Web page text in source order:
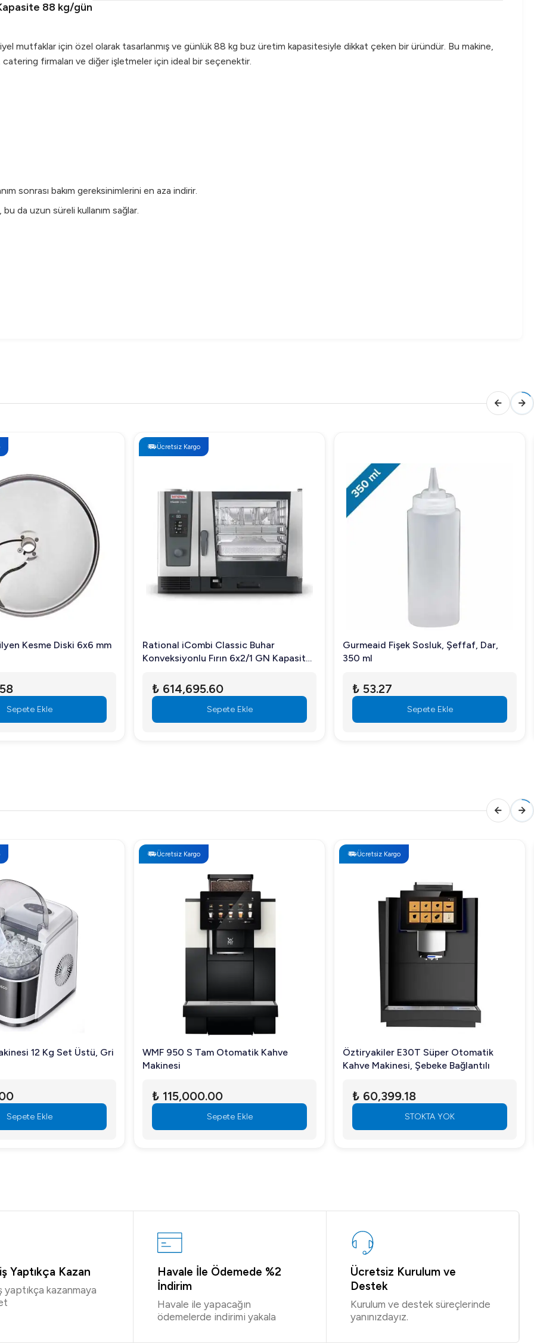
88 kg/gün
mutfaklar için özel olarak tasarlanmış ve günlük 88 kg buz üretim kapasitesiyle dikkat çeken bir üründür. Bu makine,
firmaları ve diğer işletmeler için ideal bir seçenektir.
sonrası bakım gereksinimlerini en aza indirir.
da uzun süreli kullanım sağlar.
ve kaliteli üretim özellikleriyle dikkat çeker. Detaylı teklif almak ve fiyat bilgisine ulaşmak için sitemizden
bir tercihtir. Yüksek kapasitesi ile büyük ölçekli buz gereksinimlerini karşılamakla birlikte, enerji verimliliği sayesinde
yatırımınızın karşılığını fazlasıyla almanızı sağlar. Ayrıca, hızlı buz üretimi kapasitesi, yoğun iş günlerinde bile
Kesme Diski 6x6 mm
Sepete Ekle
Ücretsiz Kargo
Rational iCombi Classic Buhar
Konveksiyonlu Fırın 6x2/1 GN Kapasiteli
₺ 614,695.60
Sepete Ekle
Gurmeaid Fişek Sosluk, Şeffaf, Dar,
350 ml
₺ 53.27
Sepete Ekle
12 Kg Set Üstü, Gri
Sepete Ekle
Ücretsiz Kargo
WMF 950 S Tam Otomatik Kahve
Makinesi
₺ 115,000.00
Sepete Ekle
Ücretsiz Kargo
Öztiryakiler E30T Süper Otomatik
Kahve Makinesi, Şebeke Bağlantılı
₺ 60,399.18
STOKTA YOK
Yaptıkça Kazan
yaptıkça kazanmaya
Havale İle Ödemede %2
İndirim
Havale ile yapacağın
ödemelerde indirimi yakala
Ücretsiz Kurulum ve
Destek
Kurulum ve destek süreçlerinde
yanınızdayız.